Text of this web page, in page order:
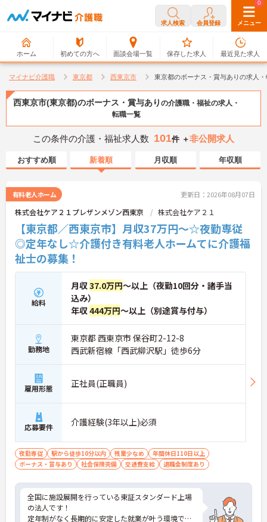
求人検索 会員登録 メニュー
ホーム 初めての方へ 面談会場一覧
0
保存した求人
0
最近見た求人
マイナビ介護職 東京都 西東京市 東京都のボーナス・賞与ありの求人
西東京市(東京都)のボーナス・賞与あり の介護職・福祉の求人・
転職一覧
この条件の介護・福祉求人数 101件 ＋非公開求人
おすすめ順 新着順 月収順 年収順
有料老人ホーム 更新日：2026年08月07日
株式会社ケア２１プレザンメゾン西東京 株式会社ケア２１
【東京都／西東京市】月収37万円～☆夜勤専従
◎定年なし☆介護付き有料老人ホームてに介護福
祉士の募集！
給料
月収37.0万円～以上（夜勤10回分・諸手当
込み）
年収444万円～以上（別途賞与付与）
勤務地
東京都 西東京市 保谷町2-12-8
西武新宿線「西武柳沢駅」徒歩6分
雇用形態 正社員(正職員)
応募要件 介護経験(3年以上)必須
夜勤専従 駅から徒歩10分以内 残業少なめ
年間休日110日以上
ボーナス・賞与あり
社会保険完備 交通費支給 退職金制度あり
全国に施設展開を行っている東証スタンダード上場
の法人です！
定年制がなく長期的に安定した就業が叶う環境で